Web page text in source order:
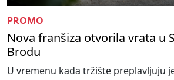
PROMO
Nova franšiza otvorila vrata u
Brodu
U vremenu kada tržište preplavljuju